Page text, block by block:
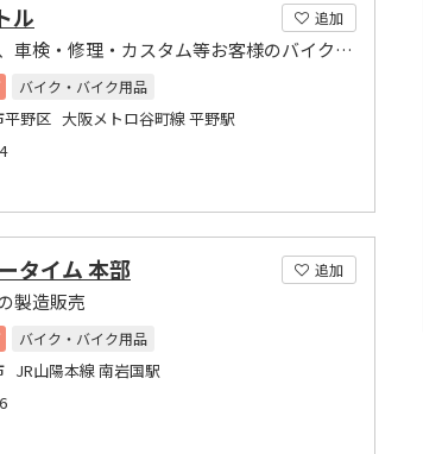
追加
ル
タートルでは全メーカー、車検・修理・カスタム等お客様のバイクライフをサポートいたします。
バイク・バイク用品
平野区 大阪メトロ谷町線 平野駅
追加
タイム 本部
製造販売
バイク・バイク用品
JR山陽本線 南岩国駅